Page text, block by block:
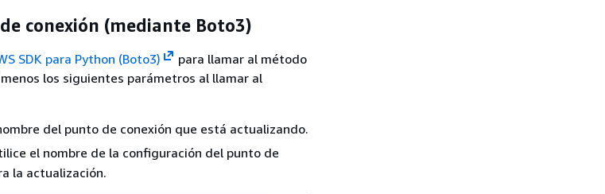
conexión (mediante Boto3)
SDK para Python (Boto3)
para llamar al método
los siguientes parámetros al llamar al
del punto de conexión que está actualizando.
el nombre de la configuración del punto de
la actualización.